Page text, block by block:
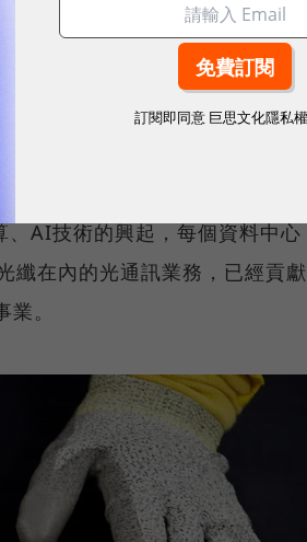
美元跌至1美元、市值縮水
技術研發是正確決定，懇請公
裁掉半數員工，康寧也沒有放
、AI技術的興起，每個資料中心
纖在內的光通訊業務，已經貢獻
。
訂閱即同意 巨思文化隱私